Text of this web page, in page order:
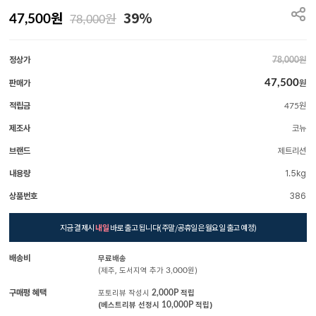
47,500원 78,000원 39%
정상가 78,000원
판매가 47,500원
적립금 475원
제조사 코뉴
브랜드 제트리션
내용량 1.5kg
상품번호 386
지금 결제시내일바로 출고 됩니다(주말/공휴일은 월요일 출고 예정)
배송비
무료배송
(제주, 도서지역 추가 3,000원)
구매평 혜택 포토리뷰 작성시 2,000P적립
(베스트리뷰 선정시 10,000P적립)